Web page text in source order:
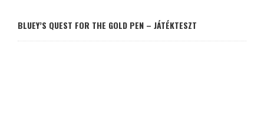
BLUEY’S QUEST FOR THE GOLD PEN – JÁTÉKTESZT